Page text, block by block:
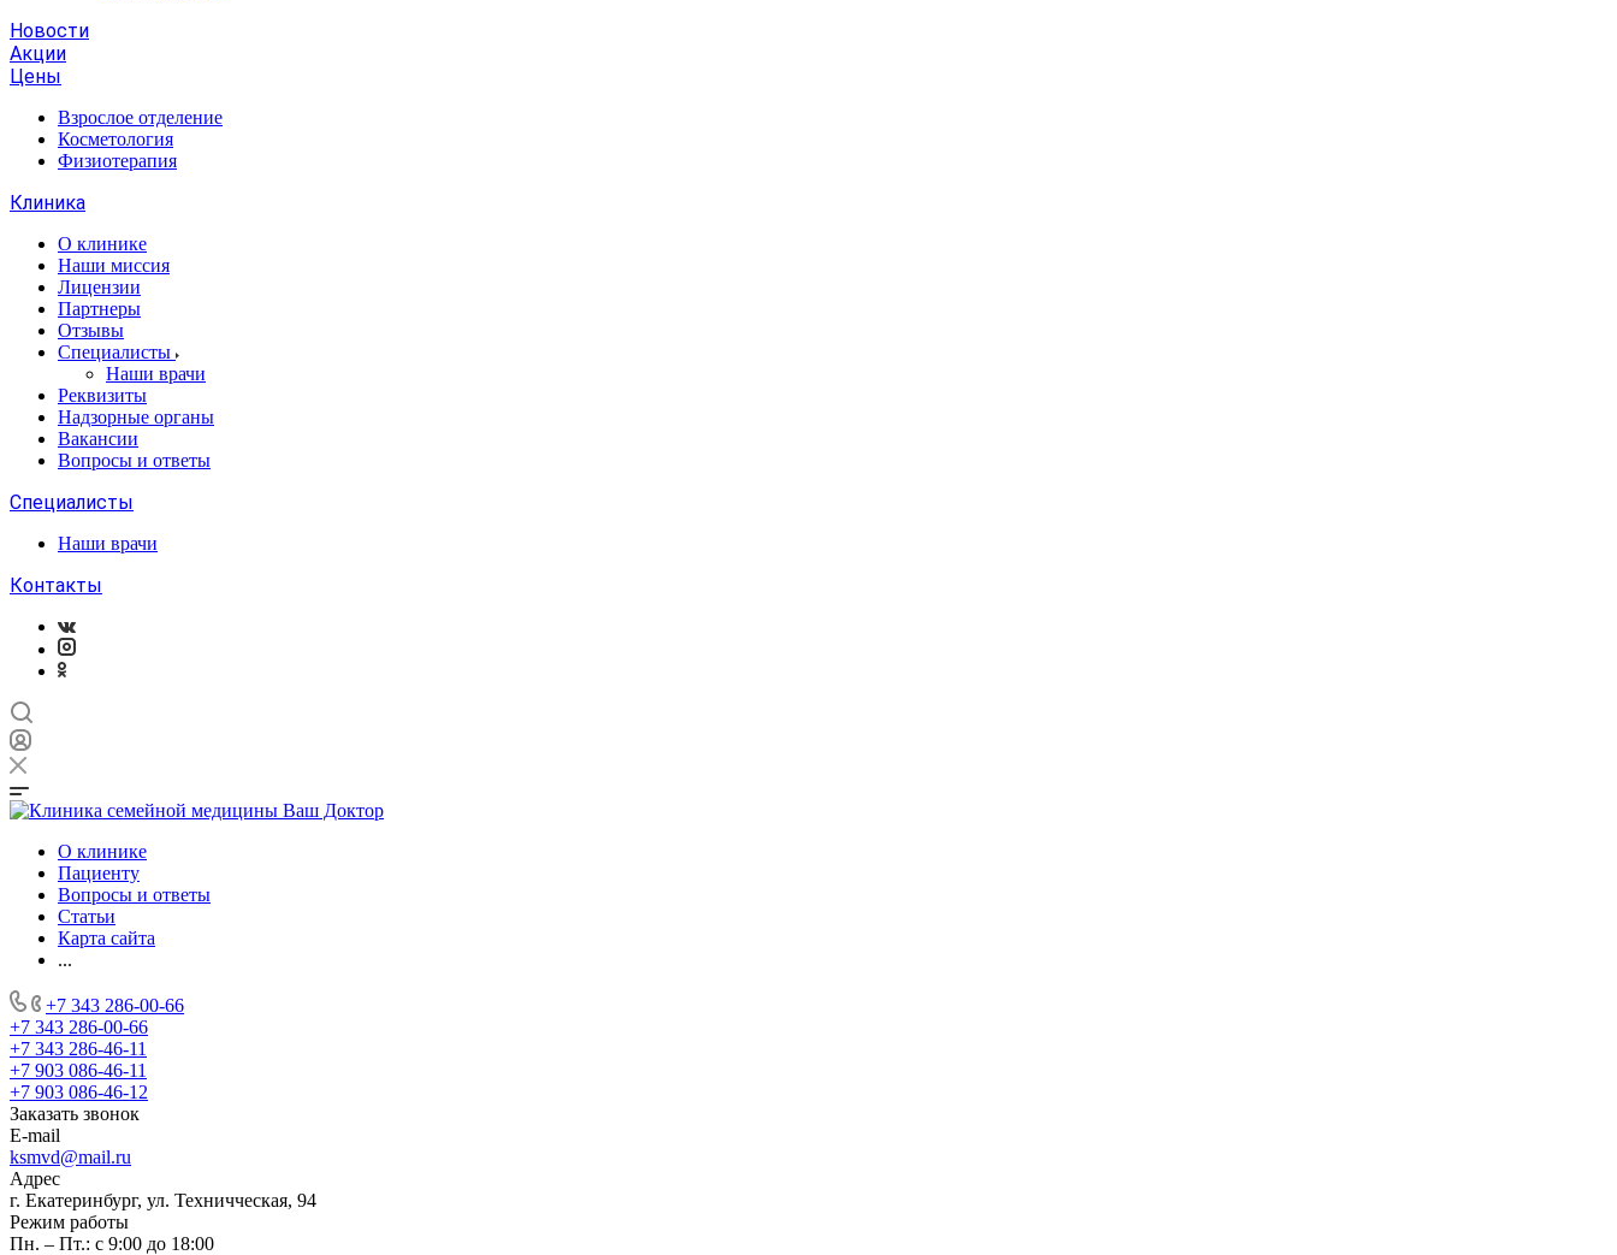
Новости
Акции
Цены
Взрослое отделение
Косметология
Физиотерапия
Клиника
О клинике
Наши миссия
Лицензии
Партнеры
Отзывы
Специалисты
Наши врачи
Реквизиты
Надзорные органы
Вакансии
Вопросы и ответы
Специалисты
Наши врачи
Контакты
О клинике
Пациенту
Вопросы и ответы
Статьи
Карта сайта
...
+7 343 286-00-66
+7 343 286-00-66
+7 343 286-46-11
+7 903 086-46-11
+7 903 086-46-12
Заказать звонок
E-mail
ksmvd@mail.ru
Адрес
г. Екатеринбург, ул. Техничческая, 94
Режим работы
Пн. – Пт.: с 9:00 до 18:00